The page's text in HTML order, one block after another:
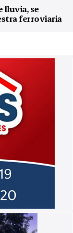
lluvia, se
ferroviaria